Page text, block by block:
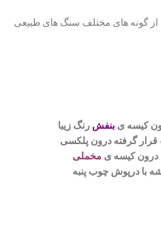
گونه های مختلف سنگ های طبیعی
کیسه ی بنفش رنگ زیبا
قرار گرفته درون پلکسی
درون کیسه ی مخملی
با درپوش چوب پنبه